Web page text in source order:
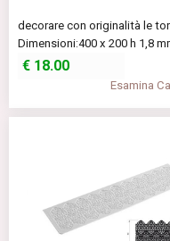
decorare con originalità le
Dimensioni:400 x 200 h 1,8
€ 18.00
Esamina